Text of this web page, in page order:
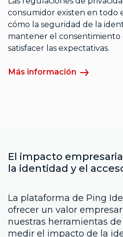
consumidor existen en todo
cómo la seguridad de la
mantener el consentimiento
satisfacer las expectativas.
Más información
El impacto
la identidad y el
La plataforma de Ping
ofrecer un valor
nuestras herramientas
medir el impacto de la